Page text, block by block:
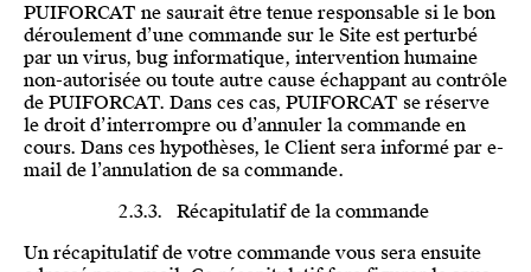
PUIFORCAT ne saurait être tenue responsable si le bon
déroulement d’une commande sur le Site est perturbé
par un virus, bug informatique, intervention humaine
non-autorisée ou toute autre cause échappant au contrôle
de PUIFORCAT. Dans ces cas, PUIFORCAT se réserve
le droit d’interrompre ou d’annuler la commande en
cours. Dans ces hypothèses, le Client sera informé par e-
mail de l’annulation de sa commande.
2.3.3. Récapitulatif de la commande
Un récapitulatif de votre commande vous sera ensuite